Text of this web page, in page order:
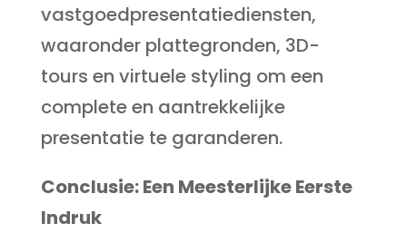
vastgoedpresentatiediensten,
waaronder plattegronden, 3D-
tours en virtuele styling om een
complete en aantrekkelijke
presentatie te garanderen.
Conclusie: Een Meesterlijke Eerste
Indruk